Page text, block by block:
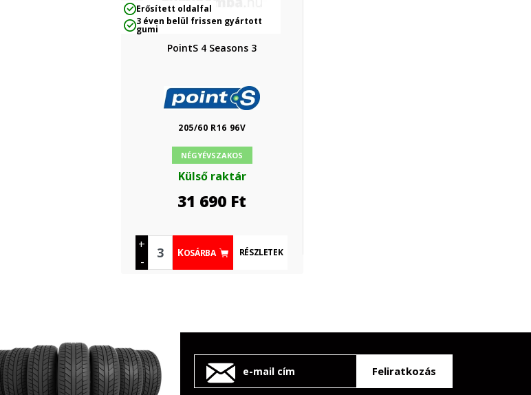
Erősített oldalfal
3 éven belül frissen gyártott
gumi
PointS 4 Seasons 3
205/60 R16 96V
NÉGYÉVSZAKOS
Külső raktár
31 690 Ft
+
-
KOSÁRBA RÉSZLETEK
Feliratkozás